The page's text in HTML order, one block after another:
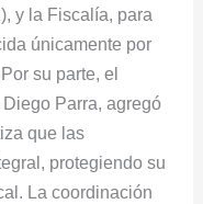
y la Fiscalía, para
únicamente por
su parte, el
Parra, agregó
que las
protegiendo su
La coordinación